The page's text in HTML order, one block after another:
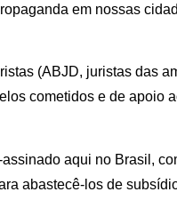
em nossas
(ABJD, juristas das
cometidos e de apoio
aqui no Brasil,
abastecê-los de